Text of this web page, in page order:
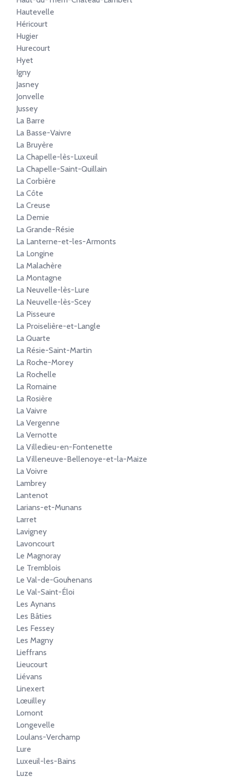
Hautevelle
Héricourt
Hugier
Hurecourt
Hyet
Igny
Jasney
Jonvelle
Jussey
La Barre
La Basse-Vaivre
La Bruyère
La Chapelle-lès-Luxeuil
La Chapelle-Saint-Quillain
La Corbière
La Côte
La Creuse
La Demie
La Grande-Résie
La Lanterne-et-les-Armonts
La Longine
La Malachère
La Montagne
La Neuvelle-lès-Lure
La Neuvelle-lès-Scey
La Pisseure
La Proiselière-et-Langle
La Quarte
La Résie-Saint-Martin
La Roche-Morey
La Rochelle
La Romaine
La Rosière
La Vaivre
La Vergenne
La Vernotte
La Villedieu-en-Fontenette
La Villeneuve-Bellenoye-et-la-Maize
La Voivre
Lambrey
Lantenot
Larians-et-Munans
Larret
Lavigney
Lavoncourt
Le Magnoray
Le Tremblois
Le Val-de-Gouhenans
Le Val-Saint-Éloi
Les Aynans
Les Bâties
Les Fessey
Les Magny
Lieffrans
Lieucourt
Liévans
Linexert
Lœuilley
Lomont
Longevelle
Loulans-Verchamp
Lure
Luxeuil-les-Bains
Luze